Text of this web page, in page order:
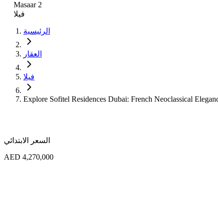
Masaar 2
فيلا
الرئيسية
العقار
فيلا
Explore Sofitel Residences Dubai: French Neoclassical
السعر الابتدائي
AED 4,270,000